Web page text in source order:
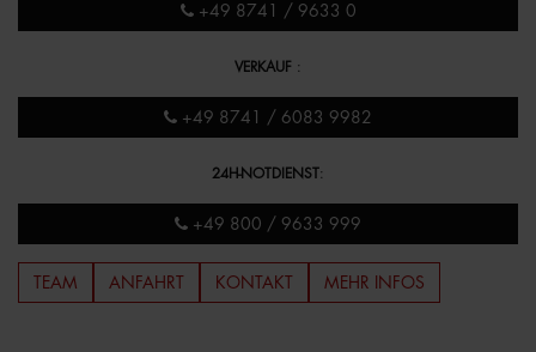
+49 8741 / 9633 0
VERKAUF :
+49 8741 / 6083 9982
24H-NOTDIENST:
+49 800 / 9633 999
TEAM ANFAHRT KONTAKT MEHR INFOS